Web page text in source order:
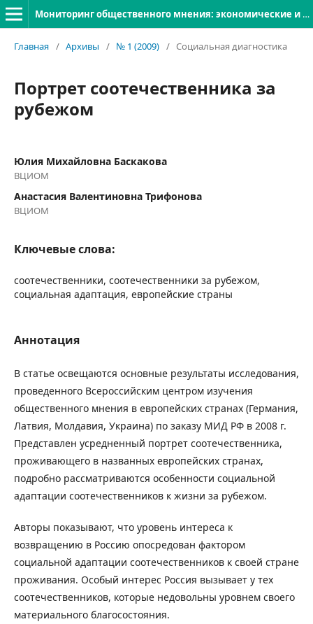
Мониторинг общественного мнения: экономические и социальные перемены
Главная / Архивы / № 1 (2009) / Социальная диагностика
Портрет соотечественника за
рубежом
Юлия Михайловна Баскакова
ВЦИОМ
Анастасия Валентиновна Трифонова
ВЦИОМ
Ключевые слова:
соотечественники, соотечественники за рубежом,
социальная адаптация, европейские страны
Аннотация
В статье освещаются основные результаты исследования,
проведенного Всероссийским центром изучения
общественного мнения в европейских странах (Германия,
Латвия, Молдавия, Украина) по заказу МИД РФ в 2008 г.
Представлен усредненный портрет соотечественника,
проживающего в названных европейских странах,
подробно рассматриваются особенности социальной
адаптации соотечественников к жизни за рубежом.
Авторы показывают, что уровень интереса к
возвращению в Россию опосредован фактором
социальной адаптации соотечественников к своей стране
проживания. Особый интерес Россия вызывает у тех
соотечественников, которые недовольны уровнем своего
материального благосостояния.